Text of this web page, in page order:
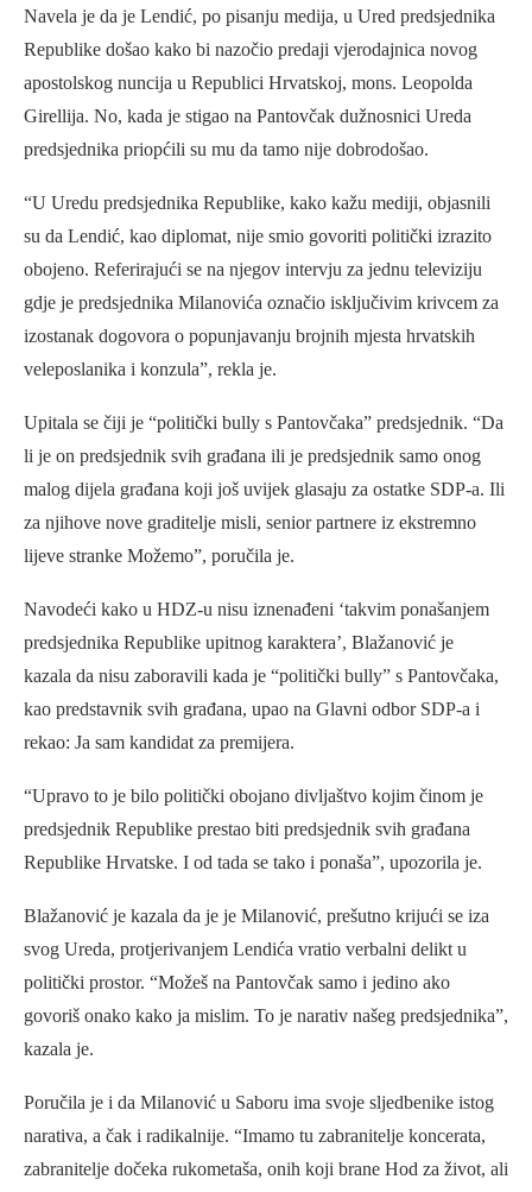
Navela je da je Lendić, po pisanju medija, u Ured predsjednika
Republike došao kako bi nazočio predaji vjerodajnica novog
apostolskog nuncija u Republici Hrvatskoj, mons. Leopolda
Girellija. No, kada je stigao na Pantovčak dužnosnici Ureda
predsjednika priopćili su mu da tamo nije dobrodošao.
“U Uredu predsjednika Republike, kako kažu mediji, objasnili
su da Lendić, kao diplomat, nije smio govoriti politički izrazito
obojeno. Referirajući se na njegov intervju za jednu televiziju
gdje je predsjednika Milanovića označio isključivim krivcem za
izostanak dogovora o popunjavanju brojnih mjesta hrvatskih
veleposlanika i konzula”, rekla je.
Upitala se čiji je “politički bully s Pantovčaka” predsjednik. “Da
li je on predsjednik svih građana ili je predsjednik samo onog
malog dijela građana koji još uvijek glasaju za ostatke SDP-a. Ili
za njihove nove graditelje misli, senior partnere iz ekstremno
lijeve stranke Možemo”, poručila je.
Navodeći kako u HDZ-u nisu iznenađeni ‘takvim ponašanjem
predsjednika Republike upitnog karaktera’, Blažanović je
kazala da nisu zaboravili kada je “politički bully” s Pantovčaka,
kao predstavnik svih građana, upao na Glavni odbor SDP-a i
rekao: Ja sam kandidat za premijera.
“Upravo to je bilo politički obojano divljaštvo kojim činom je
predsjednik Republike prestao biti predsjednik svih građana
Republike Hrvatske. I od tada se tako i ponaša”, upozorila je.
Blažanović je kazala da je je Milanović, prešutno krijući se iza
svog Ureda, protjerivanjem Lendića vratio verbalni delikt u
politički prostor. “Možeš na Pantovčak samo i jedino ako
govoriš onako kako ja mislim. To je narativ našeg predsjednika”,
kazala je.
Poručila je i da Milanović u Saboru ima svoje sljedbenike istog
narativa, a čak i radikalnije. “Imamo tu zabranitelje koncerata,
zabranitelje dočeka rukometaša, onih koji brane Hod za život, ali